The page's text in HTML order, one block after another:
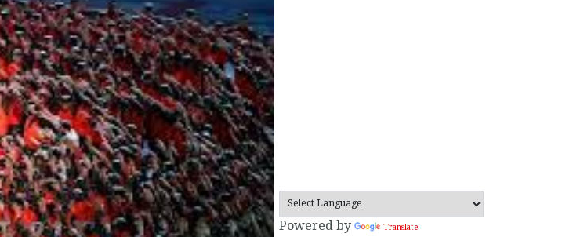
Powered by Translate